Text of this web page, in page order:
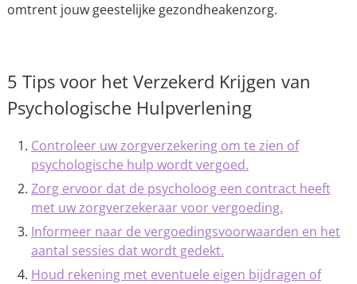
omtrent jouw geestelijke gezondheakenzorg.
5 Tips voor het Verzekerd Krijgen van
Psychologische Hulpverlening
Controleer uw zorgverzekering om te zien of
psychologische hulp wordt vergoed.
Zorg ervoor dat de psycholoog een contract heeft
met uw zorgverzekeraar voor vergoeding.
Informeer naar de vergoedingsvoorwaarden en het
aantal sessies dat wordt gedekt.
Houd rekening met eventuele eigen bijdragen of